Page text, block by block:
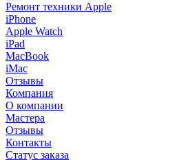
Ремонт техники Apple
iPhone
Apple Watch
iPad
MacBook
iMac
Отзывы
Компания
О компании
Мастера
Отзывы
Контакты
Статус заказа